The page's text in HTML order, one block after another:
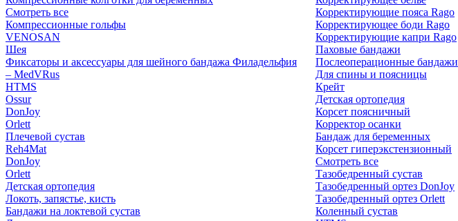
Смотреть все
Компрессионные гольфы
VENOSAN
Корректирующие пояса Rago
Корректирующее боди Rago
Корректирующие капри Rago
Шея
Фиксаторы и аксессуары для шейного бандажа Филадельфия
– MedVRus
HTMS
Ossur
DonJoy
Orlett
Плечевой сустав
Reh4Mat
DonJoy
Orlett
Детская ортопедия
Локоть, запястье, кисть
Бандажи на локтевой сустав
Паховые бандажи
Послеоперационные бандажи
Для спины и поясницы
Крейт
Детская ортопедия
Корсет поясничный
Корректор осанки
Бандаж для беременных
Корсет гиперэкстензионный
Смотреть все
Тазобедренный сустав
Тазобедренный ортез DonJoy
Тазобедренный ортез Orlett
Коленный сустав